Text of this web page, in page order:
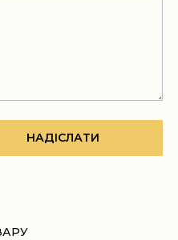
НАДІСЛАТИ